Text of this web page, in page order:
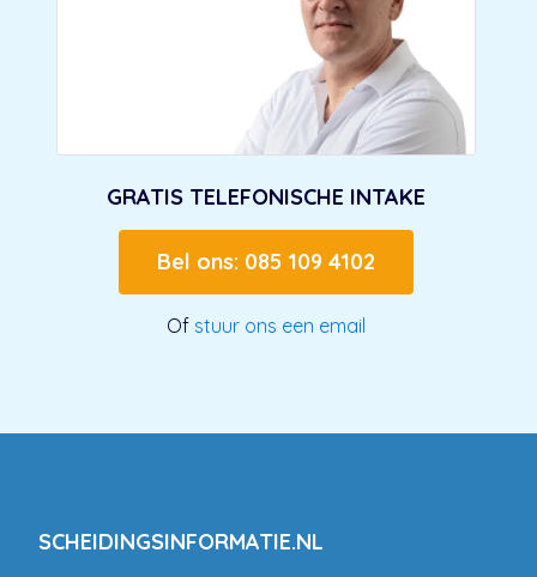
GRATIS TELEFONISCHE INTAKE
Bel ons: 085 109 4102
Of stuur ons een email
SCHEIDINGSINFORMATIE.NL